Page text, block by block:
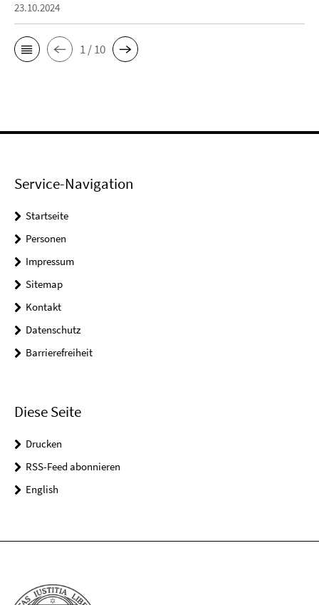
23.10.2024
1 / 10
Service-Navigation
Startseite
Personen
Impressum
Sitemap
Kontakt
Datenschutz
Barrierefreiheit
Diese Seite
Drucken
RSS-Feed abonnieren
English